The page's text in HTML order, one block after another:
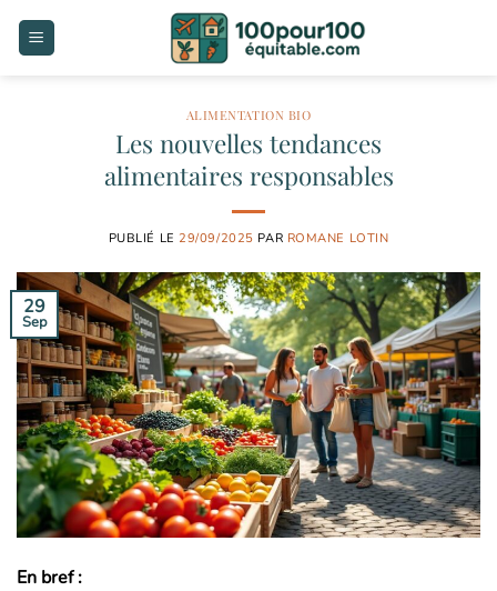
ALIMENTATION BIO
Les nouvelles tendances
alimentaires responsables
PUBLIÉ LE 29/09/2025 PAR ROMANE LOTIN
29
Sep
En bref :